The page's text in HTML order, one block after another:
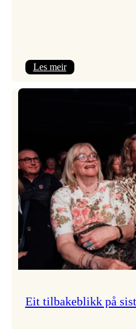
Les meir:
Eit tilbakeblikk på